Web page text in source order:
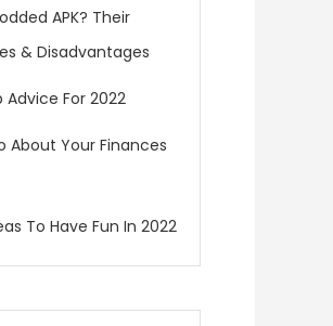
APK? Their
& Disadvantages
Advice For 2022
About Your Finances
To Have Fun In 2022